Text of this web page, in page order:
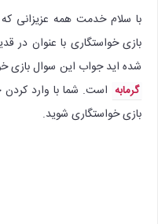
با سلام خدمت همه عزیزانی
بازی خواستگاری با عنوان در
شده اید جواب این سوال بازی
گرمابه است. شما با وارد
بازی خواستگاری شوید.